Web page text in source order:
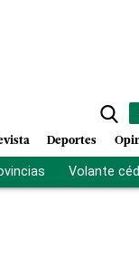
Deportes
Volante